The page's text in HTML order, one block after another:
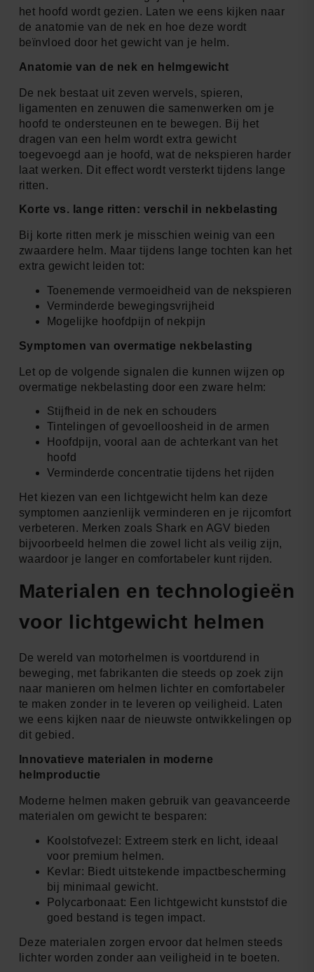
het hoofd wordt gezien. Laten we eens kijken naar
de anatomie van de nek en hoe deze wordt
beïnvloed door het gewicht van je helm.
Anatomie van de nek en helmgewicht
De nek bestaat uit zeven wervels, spieren,
ligamenten en zenuwen die samenwerken om je
hoofd te ondersteunen en te bewegen. Bij het
dragen van een helm wordt extra gewicht
toegevoegd aan je hoofd, wat de nekspieren harder
laat werken. Dit effect wordt versterkt tijdens lange
ritten.
Korte vs. lange ritten: verschil in nekbelasting
Bij korte ritten merk je misschien weinig van een
zwaardere helm. Maar tijdens lange tochten kan het
extra gewicht leiden tot:
Toenemende vermoeidheid van de nekspieren
Verminderde bewegingsvrijheid
Mogelijke hoofdpijn of nekpijn
Symptomen van overmatige nekbelasting
Let op de volgende signalen die kunnen wijzen op
overmatige nekbelasting door een zware helm:
Stijfheid in de nek en schouders
Tintelingen of gevoelloosheid in de armen
Hoofdpijn, vooral aan de achterkant van het
hoofd
Verminderde concentratie tijdens het rijden
Het kiezen van een lichtgewicht helm kan deze
symptomen aanzienlijk verminderen en je rijcomfort
verbeteren. Merken zoals Shark en AGV bieden
bijvoorbeeld helmen die zowel licht als veilig zijn,
waardoor je langer en comfortabeler kunt rijden.
Materialen en technologieën
voor lichtgewicht helmen
De wereld van motorhelmen is voortdurend in
beweging, met fabrikanten die steeds op zoek zijn
naar manieren om helmen lichter en comfortabeler
te maken zonder in te leveren op veiligheid. Laten
we eens kijken naar de nieuwste ontwikkelingen op
dit gebied.
Innovatieve materialen in moderne
helmproductie
Moderne helmen maken gebruik van geavanceerde
materialen om gewicht te besparen:
Koolstofvezel: Extreem sterk en licht, ideaal
voor premium helmen.
Kevlar: Biedt uitstekende impactbescherming
bij minimaal gewicht.
Polycarbonaat: Een lichtgewicht kunststof die
goed bestand is tegen impact.
Deze materialen zorgen ervoor dat helmen steeds
lichter worden zonder aan veiligheid in te boeten.